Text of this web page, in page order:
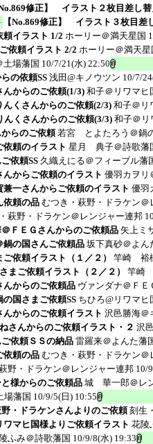
No.869修正】 イラスト２枚目差し替
【No.869修正】 イラスト３枚目差
頼イラスト 1/2 ホーリー＠満天星国
依頼イラスト 2/2 ホーリー＠満天星
土場藩国 10/7/21(水) 22:50
の依頼SS 浅田@キノウツン 10/7/
んからのご依頼(1/3) 和子＠リワマヒ
んくさんからのご依頼(2/3) 和子＠リ
んくさんからのご依頼(3/3) 和子＠リ
らのご依頼 若宮 とよたろう＠鍋
依頼のイラスト 星月 典子＠詩歌藩
依頼SS 久織えにる＠フィーブル藩
からご依頼のイラスト 優羽カヲリ
一さんからご依頼のイラスト 優羽
依頼の品 むつき・萩野・ドラケン＠
萩野・ドラケン＠レンジャー連邦
ＦＥＧさんからのご依頼品 矢上ミ
の国さんご依頼品 坂下真砂＠よん
依頼イラスト（１／２）
竿崎 裕
まご依頼イラスト（２／２）
竿崎
からのご依頼品 ヴァンダナ＠ＦＥ
国さまご依頼SS ちひろ@リワマヒ
んからのご依頼イラスト 沢邑勝海＠
さんからのご依頼イラスト・２ 沢
依頼ＳＳの納品 雷羅来＠よんた藩
依頼の品 むつき・萩野・ドラケン＠
野・ドラケン＠レンジャー連邦 10/
様からのご依頼品 城 華一郎＠レ
場藩国 10/9/5(日) 10:55
・ドラケンさんよりのご依頼 刻生
ワマヒ国様よりご依頼イラスト 花陵
ふみ＠詩歌藩国 10/9/8(水) 19:33